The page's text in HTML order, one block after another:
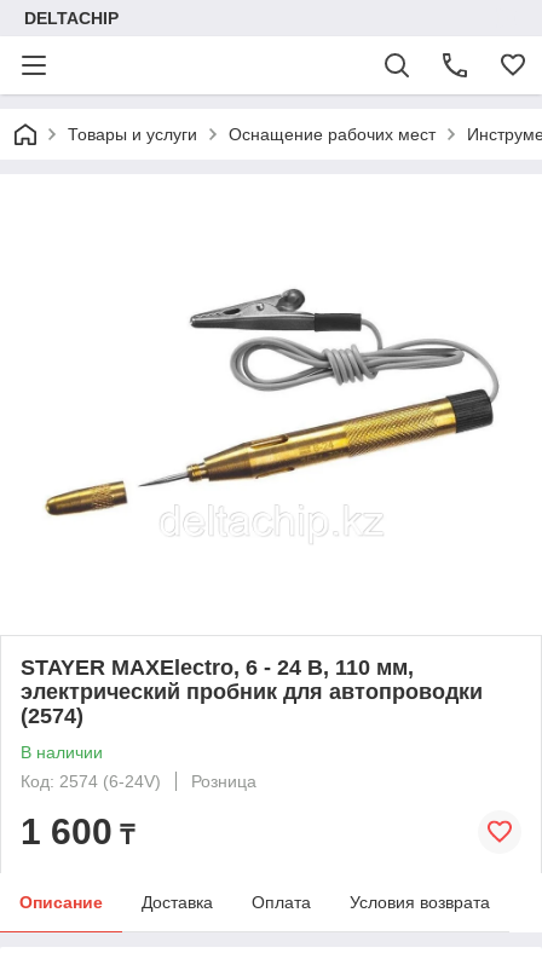
DELTACHIP
Товары и услуги Оснащение рабочих мест
STAYER MAXElectro, 6 - 24 В, 110 мм,
электрический пробник для автопроводки
(2574)
В наличии
Код: 2574 (6-24V)
Розница
1 600 ₸
Описание Доставка Оплата Условия возврата